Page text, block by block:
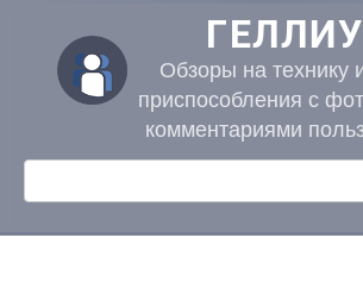
контенту
Обзоры на технику
приспособления с
комментариями
Поиск: